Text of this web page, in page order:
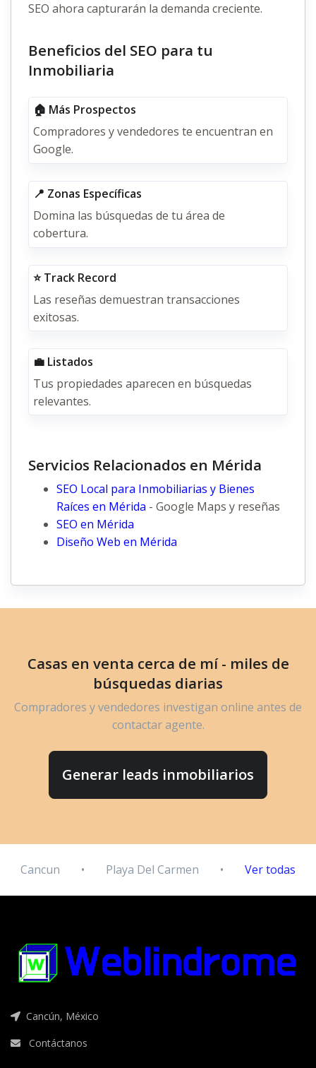
SEO ahora capturarán la demanda creciente.
Beneficios del SEO para tu
Inmobiliaria
🏠 Más Prospectos
Compradores y vendedores te encuentran en
Google.
📍 Zonas Específicas
Domina las búsquedas de tu área de
cobertura.
⭐ Track Record
Las reseñas demuestran transacciones
exitosas.
💼 Listados
Tus propiedades aparecen en búsquedas
relevantes.
Servicios Relacionados en Mérida
SEO Local para Inmobiliarias y Bienes
Raíces en Mérida - Google Maps y reseñas
SEO en Mérida
Diseño Web en Mérida
Casas en venta cerca de mí - miles de
búsquedas diarias
Compradores y vendedores investigan online antes de
contactar agente.
Generar leads inmobiliarios
Cancun • Playa Del Carmen • Ver todas
Cancún, México
Contáctanos